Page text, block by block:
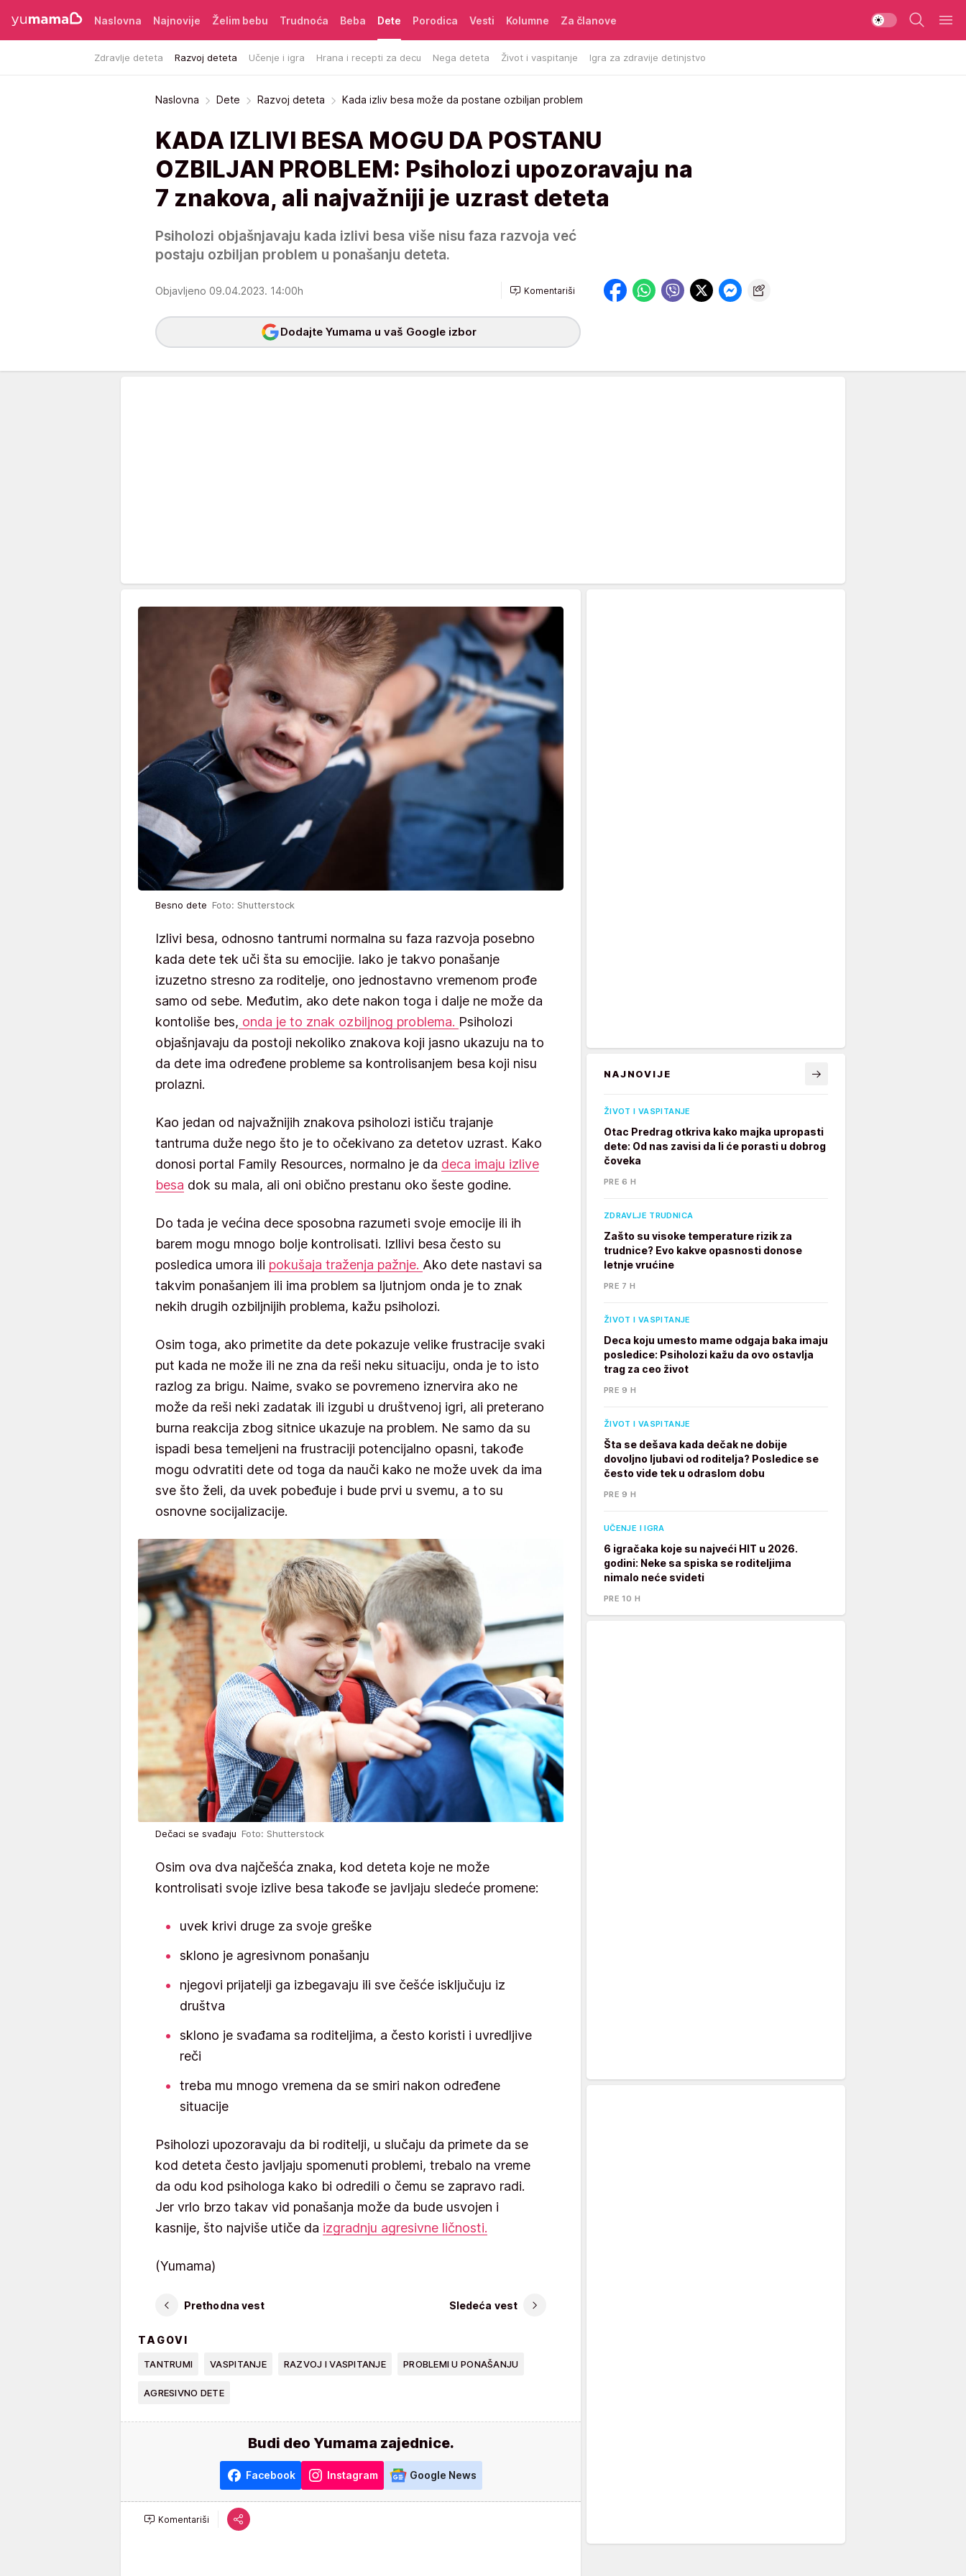
Naslovna Najnovije Želim bebu Trudnoća Beba Dete
Zdravlje deteta Razvoj deteta Učenje i igra Hrana i recepti za decu Nega deteta Život i vaspitanje Igra za zdravije detinjstvo
Porodica Vesti Kolumne Za članove
Naslovna Dete Razvoj deteta Kada izliv besa može da postane ozbiljan problem
KADA IZLIVI BESA MOGU DA POSTANU
OZBILJAN PROBLEM: Psiholozi upozoravaju na
7 znakova, ali najvažniji je uzrast deteta
Psiholozi objašnjavaju kada izlivi besa više nisu faza razvoja već
postaju ozbiljan problem u ponašanju deteta.
Objavljeno 09.04.2023. 14:00h Komentariši
Dodajte Yumama u vaš Google izbor
Besno dete Foto: Shutterstock
Izlivi besa, odnosno tantrumi normalna su faza razvoja posebno
kada dete tek uči šta su emocijie. Iako je takvo ponašanje
izuzetno stresno za roditelje, ono jednostavno vremenom prođe
samo od sebe. Međutim, ako dete nakon toga i dalje ne može da
kontoliše bes, onda je to znak ozbiljnog problema. Psiholozi
objašnjavaju da postoji nekoliko znakova koji jasno ukazuju na to
da dete ima određene probleme sa kontrolisanjem besa koji nisu
prolazni.
Kao jedan od najvažnijih znakova psiholozi ističu trajanje
tantruma duže nego što je to očekivano za detetov uzrast. Kako
donosi portal Family Resources, normalno je da deca imaju izlive
besa dok su mala, ali oni obično prestanu oko šeste godine.
Do tada je većina dece sposobna razumeti svoje emocije ili ih
barem mogu mnogo bolje kontrolisati. Izllivi besa često su
posledica umora ili pokušaja traženja pažnje. Ako dete nastavi sa
takvim ponašanjem ili ima problem sa ljutnjom onda je to znak
nekih drugih ozbiljnijih problema, kažu psiholozi.
Osim toga, ako primetite da dete pokazuje velike frustracije svaki
put kada ne može ili ne zna da reši neku situaciju, onda je to isto
razlog za brigu. Naime, svako se povremeno iznervira ako ne
može da reši neki zadatak ili izgubi u društvenoj igri, ali preterano
burna reakcija zbog sitnice ukazuje na problem. Ne samo da su
ispadi besa temeljeni na frustraciji potencijalno opasni, takođe
mogu odvratiti dete od toga da nauči kako ne može uvek da ima
sve što želi, da uvek pobeđuje i bude prvi u svemu, a to su
osnovne socijalizacije.
Dečaci se svađaju Foto: Shutterstock
Osim ova dva najčešća znaka, kod deteta koje ne može
kontrolisati svoje izlive besa takođe se javljaju sledeće promene:
uvek krivi druge za svoje greške
sklono je agresivnom ponašanju
njegovi prijatelji ga izbegavaju ili sve češće isključuju iz
društva
sklono je svađama sa roditeljima, a često koristi i uvredljive
reči
treba mu mnogo vremena da se smiri nakon određene
situacije
Psiholozi upozoravaju da bi roditelji, u slučaju da primete da se
kod deteta često javljaju spomenuti problemi, trebalo na vreme
da odu kod psihologa kako bi odredili o čemu se zapravo radi.
Jer vrlo brzo takav vid ponašanja može da bude usvojen i
kasnije, što najviše utiče da izgradnju agresivne ličnosti.
(Yumama)
Prethodna vest Sledeća vest
TAGOVI
TANTRUMI VASPITANJE RAZVOJ I VASPITANJE PROBLEMI U PONAŠANJU
AGRESIVNO DETE
Budi deo Yumama zajednice.
Facebook Instagram Google News
Komentariši
NAJNOVIJE
ŽIVOT I VASPITANJE
Otac Predrag otkriva kako majka upropasti
dete: Od nas zavisi da li će porasti u dobrog
čoveka
PRE 6 H
ZDRAVLJE TRUDNICA
Zašto su visoke temperature rizik za
trudnice? Evo kakve opasnosti donose
letnje vrućine
PRE 7 H
ŽIVOT I VASPITANJE
Deca koju umesto mame odgaja baka imaju
posledice: Psiholozi kažu da ovo ostavlja
trag za ceo život
PRE 9 H
ŽIVOT I VASPITANJE
Šta se dešava kada dečak ne dobije
dovoljno ljubavi od roditelja? Posledice se
često vide tek u odraslom dobu
PRE 9 H
UČENJE I IGRA
6 igračaka koje su najveći HIT u 2026.
godini: Neke sa spiska se roditeljima
nimalo neće svideti
PRE 10 H